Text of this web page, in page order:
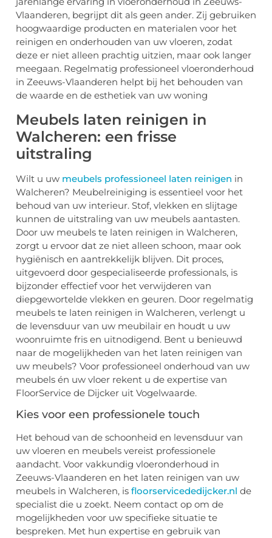
Vlaanderen, begrijpt dit als geen ander. Zij gebruiken
hoogwaardige producten en materialen voor het
reinigen en onderhouden van uw vloeren, zodat
deze er niet alleen prachtig uitzien, maar ook langer
meegaan. Regelmatig professioneel vloeronderhoud
in Zeeuws-Vlaanderen helpt bij het behouden van
de waarde en de esthetiek van uw woning
Meubels laten reinigen in
Walcheren: een frisse
uitstraling
Wilt u uw meubels professioneel laten reinigen in
Walcheren? Meubelreiniging is essentieel voor het
behoud van uw interieur. Stof, vlekken en slijtage
kunnen de uitstraling van uw meubels aantasten.
Door uw meubels te laten reinigen in Walcheren,
zorgt u ervoor dat ze niet alleen schoon, maar ook
hygiënisch en aantrekkelijk blijven. Dit proces,
uitgevoerd door gespecialiseerde professionals, is
bijzonder effectief voor het verwijderen van
diepgewortelde vlekken en geuren. Door regelmatig
meubels te laten reinigen in Walcheren, verlengt u
de levensduur van uw meubilair en houdt u uw
woonruimte fris en uitnodigend. Bent u benieuwd
naar de mogelijkheden van het laten reinigen van
uw meubels? Voor professioneel onderhoud van uw
meubels én uw vloer rekent u de expertise van
FloorService de Dijcker uit Vogelwaarde.
Kies voor een professionele touch
Het behoud van de schoonheid en levensduur van
uw vloeren en meubels vereist professionele
aandacht. Voor vakkundig vloeronderhoud in
Zeeuws-Vlaanderen en het laten reinigen van uw
meubels in Walcheren, is floorservicededijcker.nl de
specialist die u zoekt. Neem contact op om de
mogelijkheden voor uw specifieke situatie te
bespreken. Met hun expertise en gebruik van